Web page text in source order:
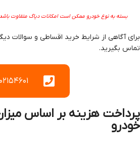
بسته به نوع خودرو ممکن است امکانات دیاگ متفاوت
برای آگاهی از شرایط خرید اقساطی و سوالات
تماس بگیرید.
پرداخت هزینه بر اساس
خودرو